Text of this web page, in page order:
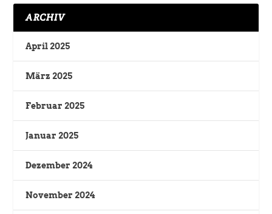
ARCHIV
April 2025
März 2025
Februar 2025
Januar 2025
Dezember 2024
November 2024